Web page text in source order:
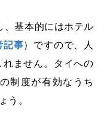
、基本的にはホテル
記事）ですので、人
ません。タイへの
制度が有効なうち
う。